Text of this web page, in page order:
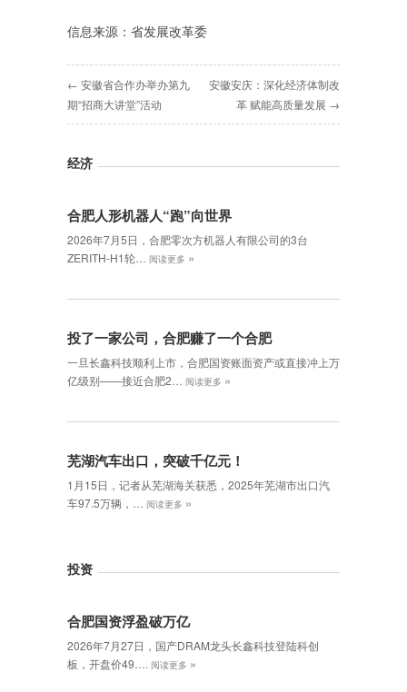
信息来源：省发展改革委
← 安徽省合作办举办第九
期“招商大讲堂”活动
安徽安庆：深化经济体制改
革 赋能高质量发展 →
经济
合肥人形机器人“跑”向世界
2026年7月5日，合肥零次方机器人有限公司的3台
ZERITH-H1轮…
阅读更多 »
投了一家公司，合肥赚了一个合肥
一旦长鑫科技顺利上市，合肥国资账面资产或直接冲上万
亿级别——接近合肥2…
阅读更多 »
芜湖汽车出口，突破千亿元！
1月15日，记者从芜湖海关获悉，2025年芜湖市出口汽
车97.5万辆，…
阅读更多 »
投资
合肥国资浮盈破万亿
2026年7月27日，国产DRAM龙头长鑫科技登陆科创
板，开盘价49…. 阅读更多 »